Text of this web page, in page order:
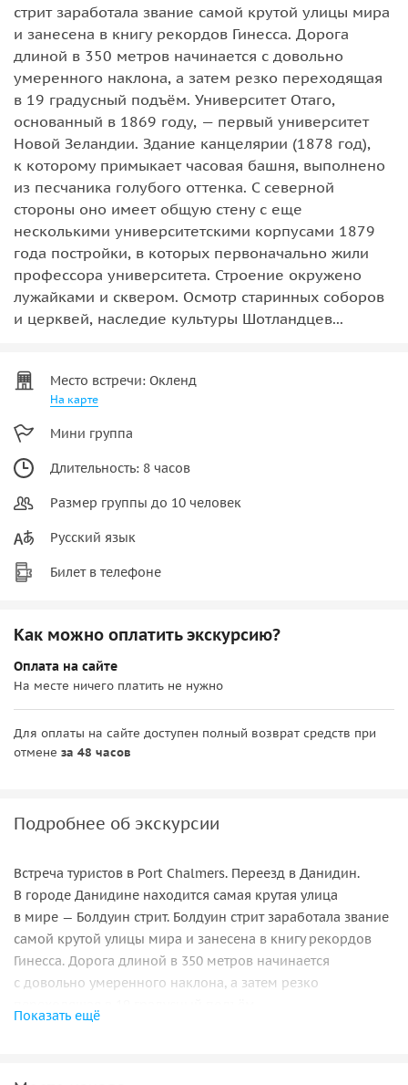
стрит заработала звание самой крутой улицы мира
и занесена в книгу рекордов Гинесса. Дорога
длиной в 350 метров начинается с довольно
умеренного наклона, а затем резко переходящая
в 19 градусный подъём. Университет Отаго,
основанный в 1869 году, — первый университет
Новой Зеландии. Здание канцелярии (1878 год),
к которому примыкает часовая башня, выполнено
из песчаника голубого оттенка. С северной
стороны оно имеет общую стену с еще
несколькими университетскими корпусами 1879
года постройки, в которых первоначально жили
профессора университета. Строение окружено
лужайками и сквером. Осмотр старинных соборов
и церквей, наследие культуры Шотландцев...
Место встречи: Окленд
На карте
Мини группа
Длительность: 8 часов
Размер группы до 10 человек
Русский язык
Билет в телефоне
Как можно оплатить экскурсию?
Оплата на сайте
На месте ничего платить не нужно
Для оплаты на сайте доступен полный возврат средств при
отмене за 48 часов
Подробнее об экскурсии
Встреча туристов в Port Chalmers. Переезд в Данидин.
В городе Данидине находится самая крутая улица
в мире — Болдуин стрит. Болдуин стрит заработала звание
самой крутой улицы мира и занесена в книгу рекордов
Гинесса. Дорога длиной в 350 метров начинается
с довольно умеренного наклона, а затем резко
Показать ещё